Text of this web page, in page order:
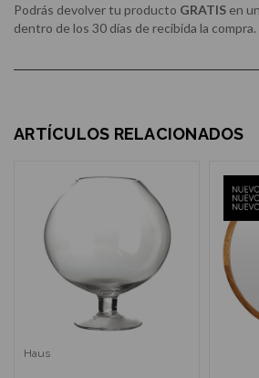
Podrás devolver tu producto GRATIS en
dentro de los 30 días de recibida la compra.
ARTÍCULOS RELACIONADOS
Haus